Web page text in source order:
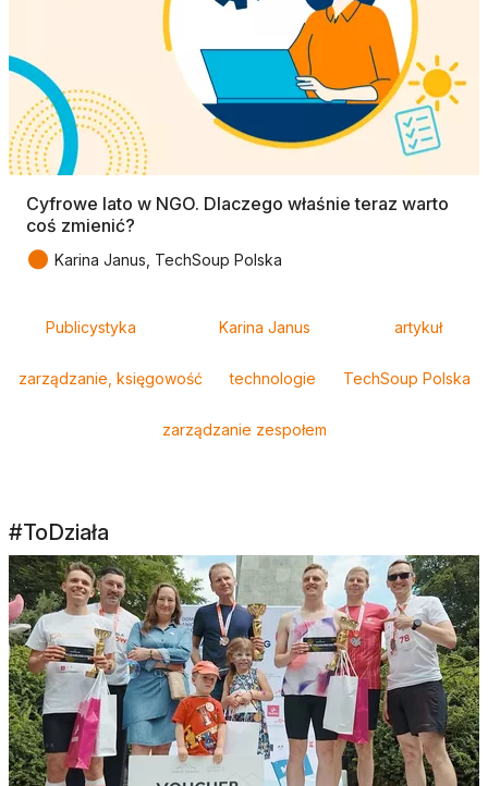
Cyfrowe lato w NGO. Dlaczego właśnie teraz warto
coś zmienić?
● Karina Janus, TechSoup Polska
Publicystyka Karina Janus artykuł
zarządzanie, księgowość technologie TechSoup Polska
zarządzanie zespołem
#ToDziała